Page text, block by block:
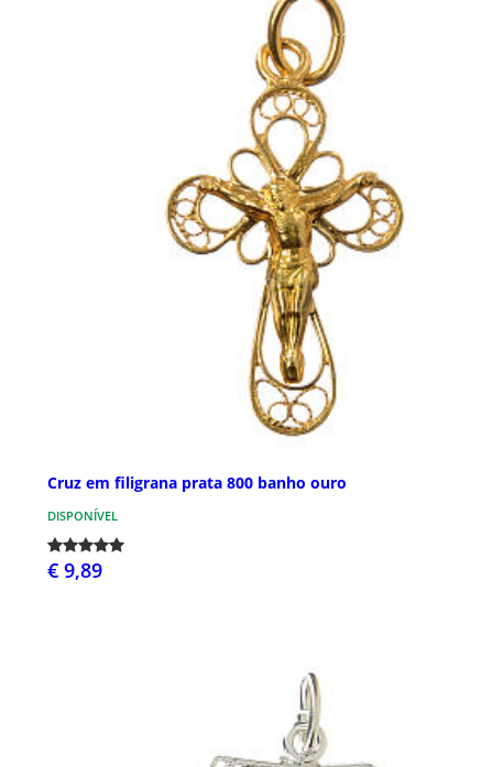
Cruz em filigrana prata 800 banho ouro
DISPONÍVEL
€ 9,89